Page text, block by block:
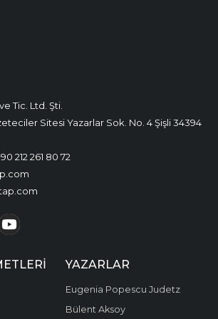
Tic. Ltd. Şti.
Sitesi Yazarlar Sok. No. 4 Şişli 34394
212 261 80 72
YAZARLAR
Eugenia Popescu Judetz
Bülent Aksoy